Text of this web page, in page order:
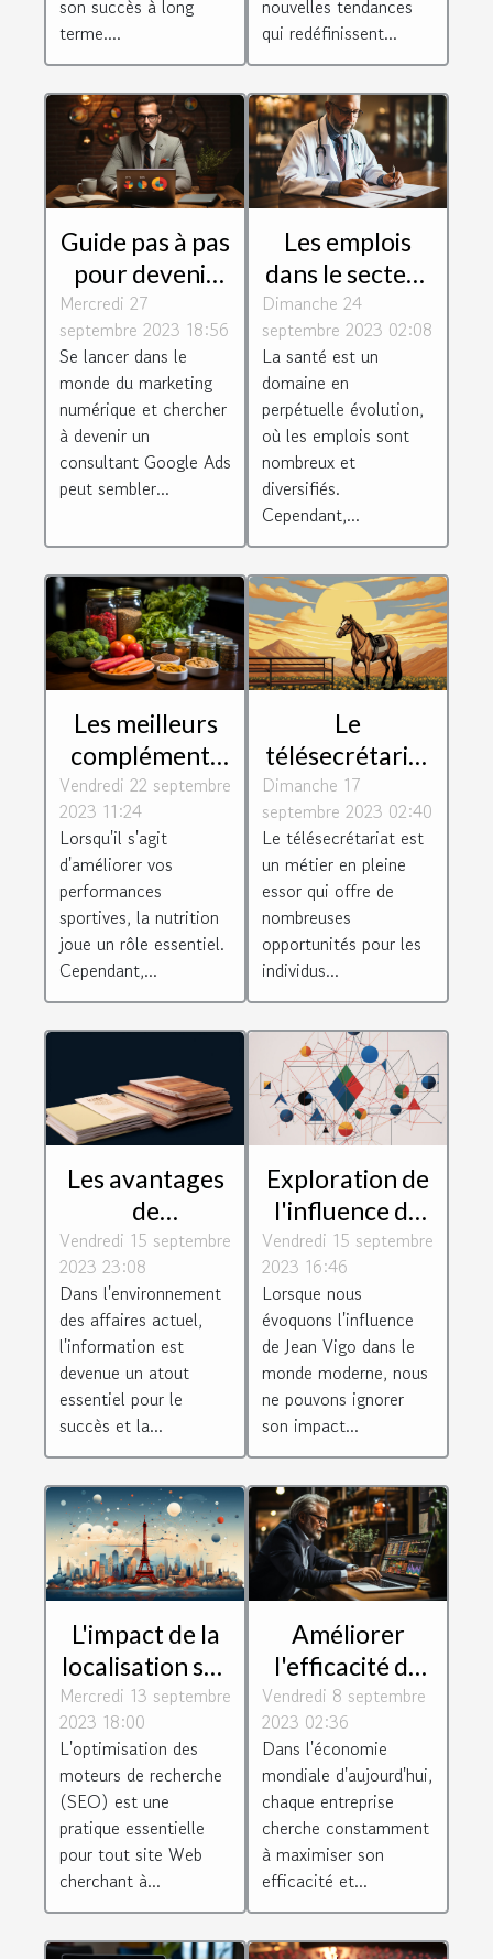
son succès à long
terme....
nouvelles tendances
qui redéfinissent...
Guide pas à pas
pour devenir
consultant
Google Ads
Mercredi 27
septembre 2023 18:56
Se lancer dans le
monde du marketing
numérique et chercher
à devenir un
consultant Google Ads
peut sembler...
Les emplois
dans le secteur
de la santé :
perspectives et
défis
Dimanche 24
septembre 2023 02:08
La santé est un
domaine en
perpétuelle évolution,
où les emplois sont
nombreux et
diversifiés.
Cependant,...
Les meilleurs
compléments
alimentaires
pour booster
vos
performances
sportives
Vendredi 22 septembre
2023 11:24
Lorsqu'il s'agit
d'améliorer vos
performances
sportives, la nutrition
joue un rôle essentiel.
Cependant,...
Le
télésecrétariat
: un métier
d'avenir
Dimanche 17
septembre 2023 02:40
Le télésecrétariat est
un métier en pleine
essor qui offre de
nombreuses
opportunités pour les
individus...
Les avantages
de
l'Inforegistre
pour les
entreprises
Vendredi 15 septembre
2023 23:08
Dans l'environnement
des affaires actuel,
l'information est
devenue un atout
essentiel pour le
succès et la...
Exploration de
l'influence de
Jean Vigo dans
les
technologies
modernes, les
jeux et les
loisirs sur le
web
Vendredi 15 septembre
2023 16:46
Lorsque nous
évoquons l'influence
de Jean Vigo dans le
monde moderne, nous
ne pouvons ignorer
son impact...
L'impact de la
localisation sur
le SEO :
pourquoi
choisir un
consultant à
Paris
Mercredi 13 septembre
2023 18:00
L'optimisation des
moteurs de recherche
(SEO) est une
pratique essentielle
pour tout site Web
cherchant à...
Améliorer
l'efficacité de
votre
entreprise
grâce à
l'optimisation
Vendredi 8 septembre
2023 02:36
Dans l'économie
mondiale d'aujourd'hui,
chaque entreprise
cherche constamment
à maximiser son
efficacité et...